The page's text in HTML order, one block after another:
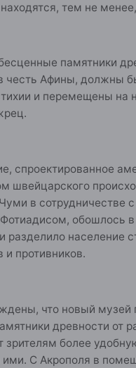
тем не
памятники
честь Афины, должны
и перемещены на
спроектированное
швейцарского
в сотрудничестве
обошлось
разделило население
и противников.
что новый музей
древности от
зрителям более
ими. С Акрополя в